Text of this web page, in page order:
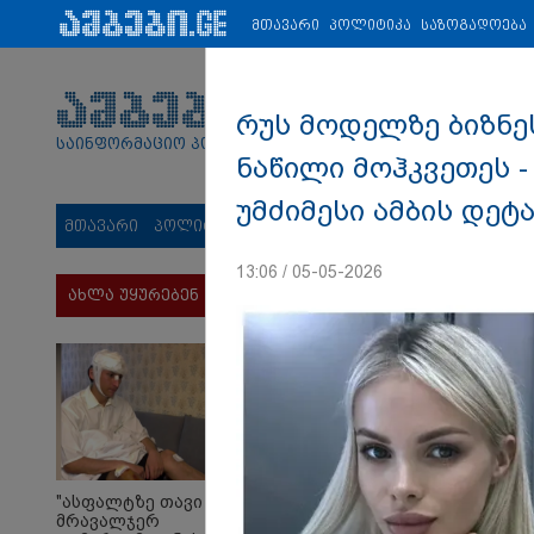
პარტნიორები: ახალი ამბები ეკონომიკა ვიდეო
საინფორმაციო პორტალი
მთავარი პოლიტიკა საზოგადოება სამართალი
ახლა უყურებენ
"ასფალტზე თავი
მრავალჯერ
მთავარი პოლიტიკა საზოგადოება
რუს მოდელზე
ნაწილი მოჰკვეთეს
უმძიმესი ამბის
13:06 / 05-05-2026